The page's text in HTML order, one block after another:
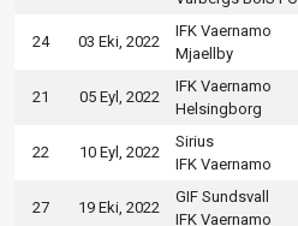
24 03 Eki, 2022
IFK Vaernamo
Mjaellby
21 05 Eyl, 2022
IFK Vaernamo
Helsingborg
22 10 Eyl, 2022
Sirius
IFK Vaernamo
27 19 Eki, 2022
GIF Sundsvall
IFK Vaernamo